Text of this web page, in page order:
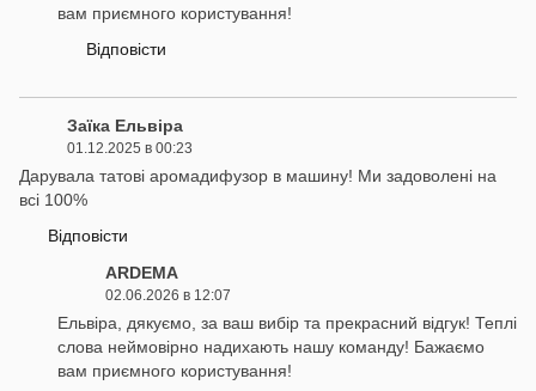
вам приємного користування!
Відповісти
Заїка Ельвіра
01.12.2025 в 00:23
Дарувала татові аромадифузор в машину! Ми задоволені на
всі 100%
Відповісти
ARDEMA
02.06.2026 в 12:07
Ельвіра, дякуємо, за ваш вибір та прекрасний відгук! Теплі
слова неймовірно надихають нашу команду! Бажаємо
вам приємного користування!